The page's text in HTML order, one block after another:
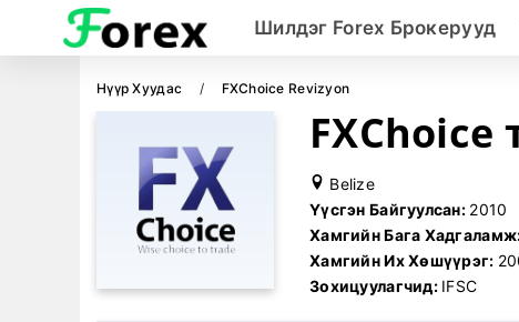
Шилдэг Forex Брокерууд
Нүүр Хуудас FXChoice Revizyon
FXChoice
Belize
Үүсгэн Байгуулсан: 2010
Хамгийн Бага
Хамгийн Их Хөшүүрэг:
Зохицуулагчид: IFSC